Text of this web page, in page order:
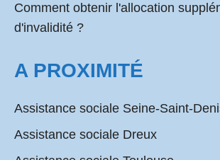
Comment obtenir l'allocation
d'invalidité ?
A PROXIMITÉ
Assistance sociale Seine-Saint-
Assistance sociale Dreux